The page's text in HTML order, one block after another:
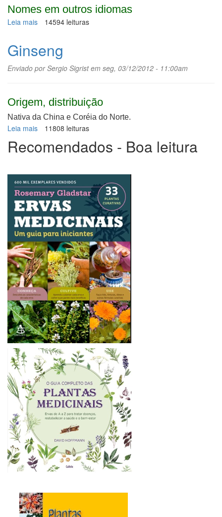
Nomes em outros idiomas
Leia mais sobre
14594 leituras
Ginseng
Enviado porSergio Sigristem seg, 03/12/2012 - 11:00am
Origem, distribuição
Nativa da China e Coréia do Norte.
Leia mais sobre
11808 leituras
Recomendados - Boa leitura